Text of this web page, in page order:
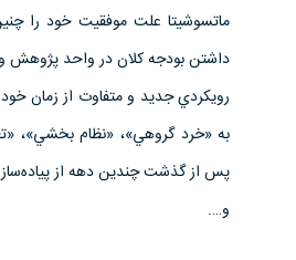
ماتسوشيتا علت موفقيت خود را
داشتن بودجه كلان در واحد پژوهش
رويكردي جديد و متفاوت از زمان
به «خرد گروهي»، «نظام بخشي»،
پس از گذشت چندين دهه از
و….